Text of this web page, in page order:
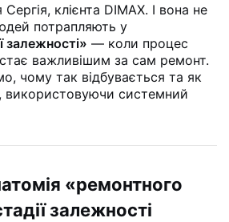
клієнта DIMAX. І вона не
потрапляють у
залежності» — коли процес
стає важливішим за сам ремонт.
чому так відбувається та як
використовуючи системний
«ремонтного
залежності